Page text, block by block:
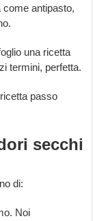
antipasto,
una ricetta
termini, perfetta.
passo
secchi
di:
Noi